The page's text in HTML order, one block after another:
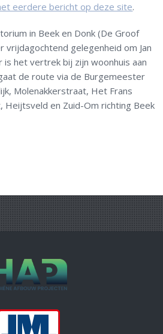
eerdere bericht op deze site.
in Beek en Donk (De Groof
gelegenheid om Jan
is het vertrek bij zijn woonhuis aan
de route via de Burgemeester
Molenakkerstraat, Het Frans
Heijtsveld en Zuid-Om richting Beek